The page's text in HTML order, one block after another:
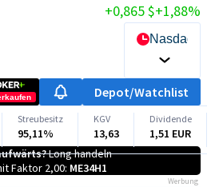
+0,865 $+1,88%
Nasdaq
Depot/Watchlist
Streubesitz
95,11%
KGV
13,63
Dividende
1,51 EUR
Long handeln
Faktor 2,00: ME34H1
Werbung